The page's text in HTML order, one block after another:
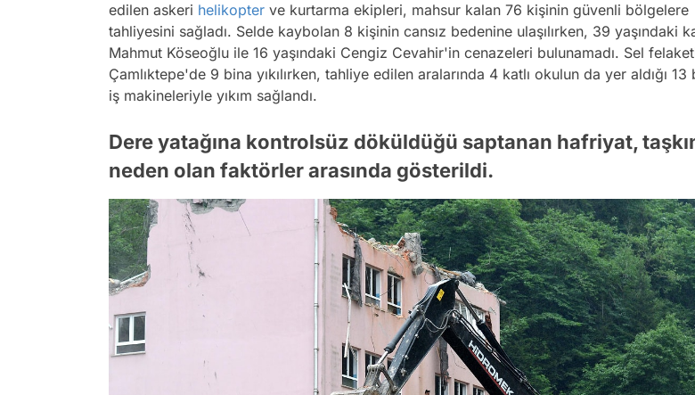
edilen askeri helikopter ve kurtarma ekipleri, mahsur kalan 76 kişinin güvenli bölgelere
tahliyesini sağladı. Selde kaybolan 8 kişinin cansız bedenine ulaşılırken, 39 yaşındaki
Mahmut Köseoğlu ile 16 yaşındaki Cengiz Cevahir'in cenazeleri bulunamadı. Sel
Çamlıktepe'de 9 bina yıkılırken, tahliye edilen aralarında 4 katlı okulun da yer aldığı 13
iş makineleriyle yıkım sağlandı.
Dere yatağına kontrolsüz döküldüğü saptanan hafriyat,
neden olan faktörler arasında gösterildi.